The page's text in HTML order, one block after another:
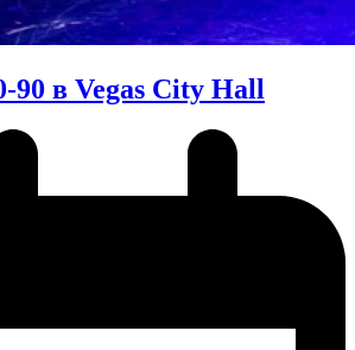
90 в Vegas City Hall